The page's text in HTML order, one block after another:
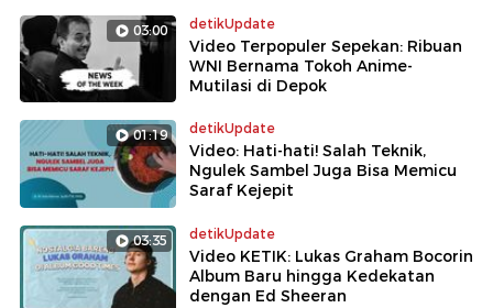
03:00 detikUpdate
Video Terpopuler Sepekan: Ribuan
WNI Bernama Tokoh Anime-
Mutilasi di Depok
01:19 detikUpdate
Video: Hati-hati! Salah Teknik,
Ngulek Sambel Juga Bisa Memicu
Saraf Kejepit
03:35 detikUpdate
Video KETIK: Lukas Graham Bocorin
Album Baru hingga Kedekatan
dengan Ed Sheeran